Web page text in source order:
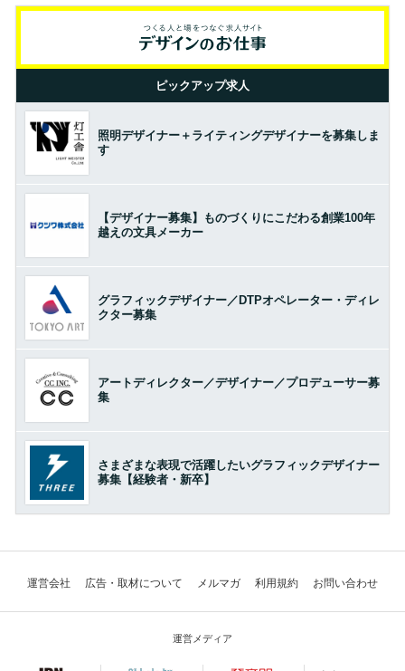
ピックアップ求人
照明デザイナー＋ライティングデザイナーを募集しま
す
【デザイナー募集】ものづくりにこだわる創業100年
越えの文具メーカー
グラフィックデザイナー／DTPオペレーター・ディレ
クター募集
アートディレクター／デザイナー／プロデューサー募
集
さまざまな表現で活躍したいグラフィックデザイナー
募集【経験者・新卒】
運営会社 広告・取材について メルマガ 利用規約 お問い合わせ
運営メディア